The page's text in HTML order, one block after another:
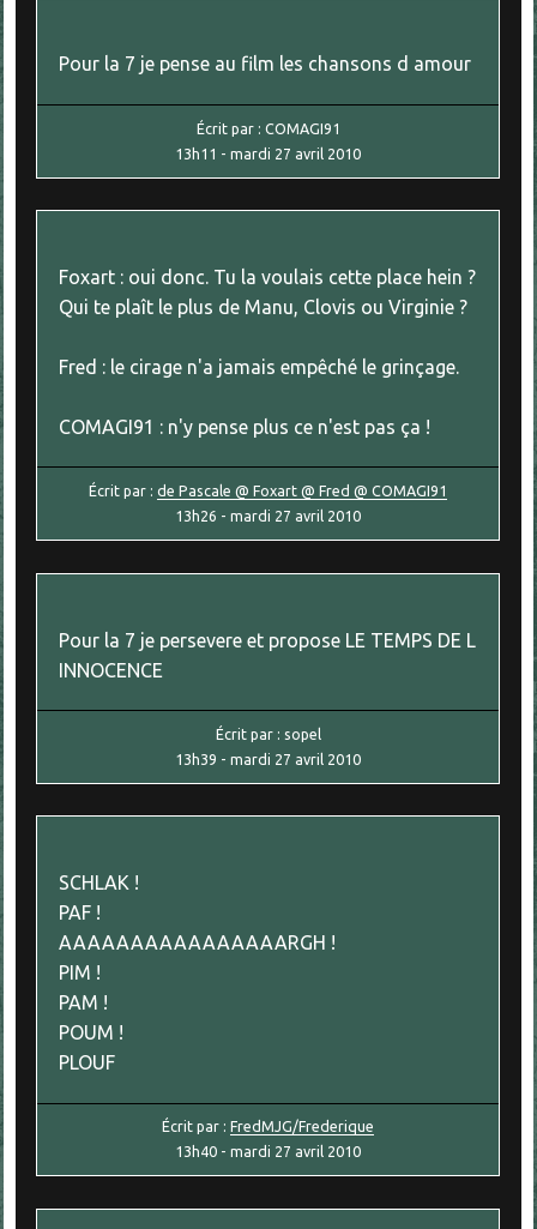
Pour la 7 je pense au film les chansons d amour
Écrit par : COMAGI91
13h11 -mardi 27 avril 2010
Foxart : oui donc. Tu la voulais cette place hein ?
Qui te plaît le plus de Manu, Clovis ou Virginie ?
Fred : le cirage n'a jamais empêché le grinçage.
COMAGI91 : n'y pense plus ce n'est pas ça !
Écrit par :de Pascale @ Foxart @ Fred @ COMAGI91
13h26 -mardi 27 avril 2010
Pour la 7 je persevere et propose LE TEMPS DE L
INNOCENCE
Écrit par : sopel
13h39 -mardi 27 avril 2010
SCHLAK !
PAF !
AAAAAAAAAAAAAAAARGH !
PIM !
PAM !
POUM !
PLOUF
Écrit par :FredMJG/Frederique
13h40 -mardi 27 avril 2010